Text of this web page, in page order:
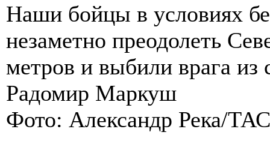
Наши бойцы в условиях
незаметно преодолеть
метров и выбили врага из
Радомир Маркуш
Фото: Александр Река/